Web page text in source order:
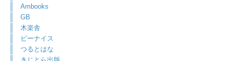
Ambooks
GB
木楽舎
ビーナイス
つるとはな